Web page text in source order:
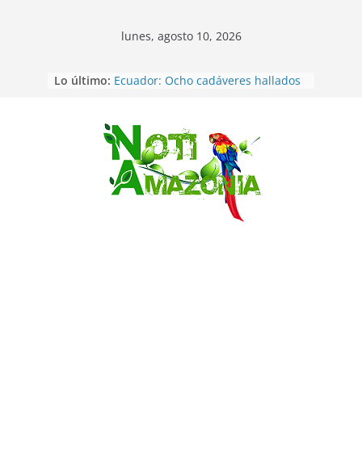
Saltar
lunes, agosto 10, 2026
Lo último: Ecuador: Ocho cadáveres hallados
atrajo a miles de personas en la
edición 2026 (video)
Pastaza: Fiscal no emite cargos
contra hombre de 50años que
mantenía relacion de «noviazgo»
con una menor de10 años en